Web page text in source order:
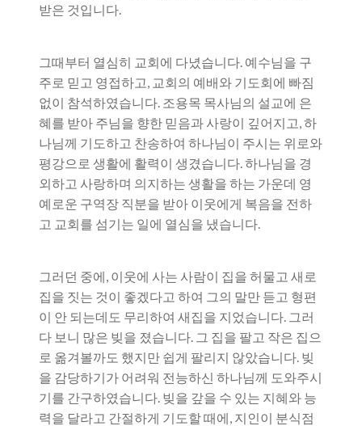
받은 것입니다.
그때부터 열심히 교회에 다녔습니다. 예수님을 구
주로 믿고 영접하고, 교회의 예배와 기도회에 빠짐
없이 참석하였습니다. 조용목 목사님의 설교에 은
혜를 받아 주님을 향한 믿음과 사랑이 깊어지고, 하
나님께 기도하고 찬송하여 하나님이 주시는 위로와
평강으로 생활에 활력이 생겼습니다. 하나님을 경
외하고 사랑하며 의지하는 생활을 하는 가운데 영
예로운 구역장 직분을 받아 이웃에게 복음을 전하
고 교회를 섬기는 일에 열심을 냈습니다.
그러던 중에, 이웃에 사는 사람이 집을 허물고 새로
집을 짓는 것이 좋겠다고 하여 그의 말만 듣고 형편
이 안 되는데도 무리하여 새집을 지었습니다. 그러
다 보니 많은 빚을 졌습니다. 그 집을 팔고 작은 집으
로 옮겨볼까도 했지만 쉽게 팔리지 않았습니다. 빚
을 감당하기가 어려워 전능하신 하나님께 도와주시
기를 간구하였습니다. 빚을 갚을 수 있는 지혜와 능
력을 달라고 간절하게 기도할 때에, 지인이 분식점